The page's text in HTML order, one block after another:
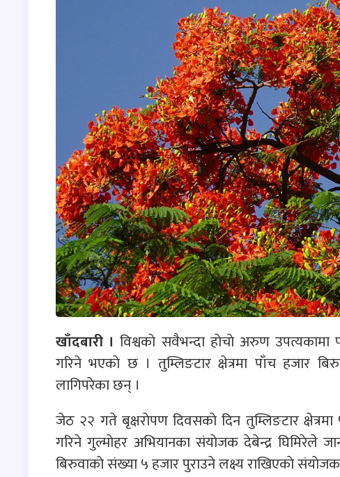
खाँदबारी । विश्वकाे सवैभन्दा हाेचाे अरुण उपत्यकामा
गरिने भएकाे छ । तुम्लिङटार क्षेत्रमा पाँच हजार
लागिपरेका छन् ।
जेठ २२ गते बृक्षराेपण दिवसकाे दिन तुम्लिङटार
गरिने गुल्माेहर अभियानका संयाेजक देबेन्द्र घिमिरेले
बिरुवाकाे संख्या ५ हजार पुराउने लक्ष्य राखिएकाे